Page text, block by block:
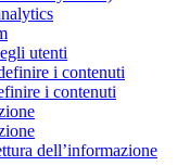
utenti
i contenuti
i contenuti
dell’informazione